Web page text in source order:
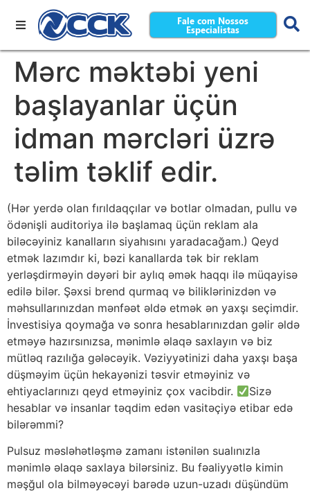
Fale com Nossos
Especialistas
Mərc məktəbi yeni
başlayanlar üçün
idman mərcləri üzrə
təlim təklif edir.
(Hər yerdə olan fırıldaqçılar və botlar olmadan, pullu və
ödənişli auditoriya ilə başlamaq üçün reklam ala
biləcəyiniz kanalların siyahısını yaradacağam.) Qeyd
etmək lazımdır ki, bəzi kanallarda tək bir reklam
yerləşdirməyin dəyəri bir aylıq əmək haqqı ilə müqayisə
edilə bilər. Şəxsi brend qurmaq və biliklərinizdən və
məhsullarınızdan mənfəət əldə etmək ən yaxşı seçimdir.
İnvestisiya qoymağa və sonra hesablarınızdan gəlir əldə
etməyə hazırsınızsa, mənimlə əlaqə saxlayın və biz
mütləq razılığa gələcəyik. Vəziyyətinizi daha yaxşı başa
düşməyim üçün hekayənizi təsvir etməyiniz və
ehtiyaclarınızı qeyd etməyiniz çox vacibdir.
Sizə
hesablar və insanlar təqdim edən vasitəçiyə etibar edə
bilərəmmi?
Pulsuz məsləhətləşmə zamanı istənilən sualınızla
mənimlə əlaqə saxlaya bilərsiniz. Bu fəaliyyətlə kimin
məşğul ola bilməyəcəyi barədə uzun-uzadı düşündüm